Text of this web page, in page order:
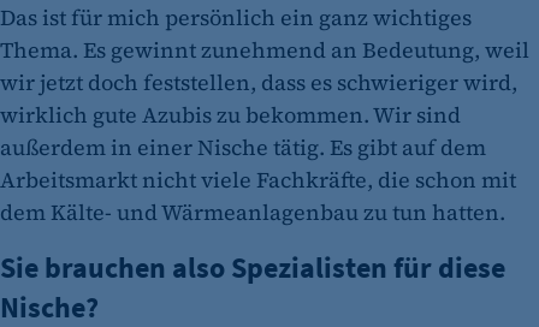
Das ist für mich persönlich ein ganz wichtiges
Thema. Es gewinnt zunehmend an Bedeutung, weil
wir jetzt doch feststellen, dass es schwieriger wird,
wirklich gute Azubis zu bekommen. Wir sind
außerdem in einer Nische tätig. Es gibt auf dem
Arbeitsmarkt nicht viele Fachkräfte, die schon mit
dem Kälte- und Wärmeanlagenbau zu tun hatten.
Sie brauchen also Spezialisten für diese
Nische?